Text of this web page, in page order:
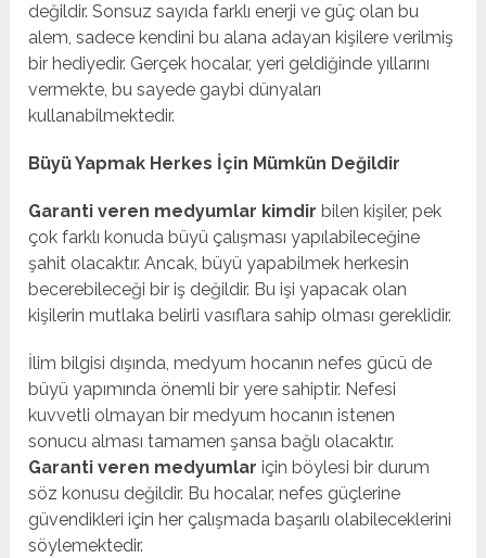
değildir. Sonsuz sayıda farklı enerji ve güç olan bu
alem, sadece kendini bu alana adayan kişilere verilmiş
bir hediyedir. Gerçek hocalar, yeri geldiğinde yıllarını
vermekte, bu sayede gaybi dünyaları
kullanabilmektedir.
Büyü Yapmak Herkes İçin Mümkün Değildir
Garanti veren medyumlar kimdir bilen kişiler, pek
çok farklı konuda büyü çalışması yapılabileceğine
şahit olacaktır. Ancak, büyü yapabilmek herkesin
becerebileceği bir iş değildir. Bu işi yapacak olan
kişilerin mutlaka belirli vasıflara sahip olması gereklidir.
İlim bilgisi dışında, medyum hocanın nefes gücü de
büyü yapımında önemli bir yere sahiptir. Nefesi
kuvvetli olmayan bir medyum hocanın istenen
sonucu alması tamamen şansa bağlı olacaktır.
Garanti veren medyumlar için böylesi bir durum
söz konusu değildir. Bu hocalar, nefes güçlerine
güvendikleri için her çalışmada başarılı olabileceklerini
söylemektedir.